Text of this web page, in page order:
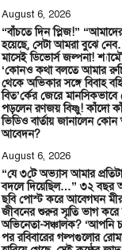
August 6, 2026
“বাঁচতে দিন প্লিজ!”
হয়েছে, সেটা আমরা বুঝে
মাসেই ডিভোর্স জল্পনা!
‘কোনও কথা বলতে আমার
থেকে অভিকার সঙ্গে বিবাহ
বিত’র্কের জেরে মানসিকভাবে
পড়লেন রণজয় বিষ্ণু! কাঁদো
ভিডিও বার্তায় জানালেন
আবেদন?
August 6, 2026
“যে ৩টে অভ্যাস আমার
বদলে দিয়েছিল…” ৩২ বছর
ছবি পোস্ট করে আবেগঘন
জীবনের শুরুর স্মৃতি ভাগ করে
অভিনেতা-সঞ্চালক? ‘আপনি
পর রবিবারের গল্পগুলোর